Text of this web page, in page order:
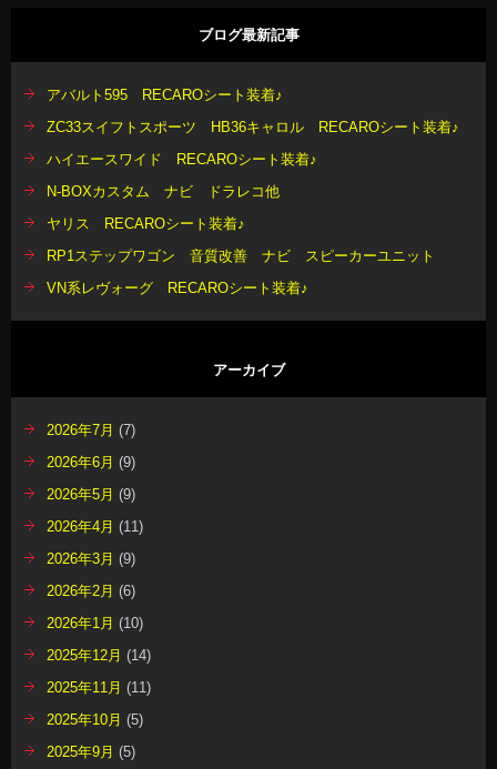
ブログ最新記事
アバルト595 RECAROシート装着♪
ZC33スイフトスポーツ HB36キャロル RECAROシート装着♪
ハイエースワイド RECAROシート装着♪
N-BOXカスタム ナビ ドラレコ他
ヤリス RECAROシート装着♪
RP1ステップワゴン 音質改善 ナビ スピーカーユニット
VN系レヴォーグ RECAROシート装着♪
アーカイブ
2026年7月 (7)
2026年6月 (9)
2026年5月 (9)
2026年4月 (11)
2026年3月 (9)
2026年2月 (6)
2026年1月 (10)
2025年12月 (14)
2025年11月 (11)
2025年10月 (5)
2025年9月 (5)